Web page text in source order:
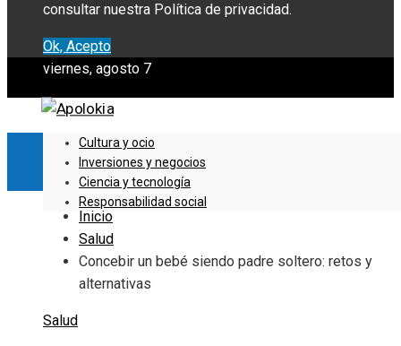
consultar nuestra Política de privacidad.
Ok, Acepto
viernes, agosto 7
Cultura y ocio
Inversiones y negocios
Ciencia y tecnología
Responsabilidad social
Inicio
Salud
Concebir un bebé siendo padre soltero: retos y
alternativas
Salud